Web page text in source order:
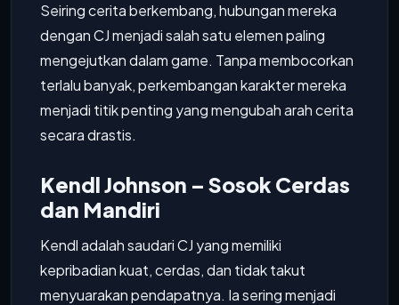
Seiring cerita berkembang, hubungan mereka
dengan CJ menjadi salah satu elemen paling
mengejutkan dalam game. Tanpa membocorkan
terlalu banyak, perkembangan karakter mereka
menjadi titik penting yang mengubah arah cerita
secara drastis.
Kendl Johnson – Sosok Cerdas
dan Mandiri
Kendl adalah saudari CJ yang memiliki
kepribadian kuat, cerdas, dan tidak takut
menyuarakan pendapatnya. Ia sering menjadi